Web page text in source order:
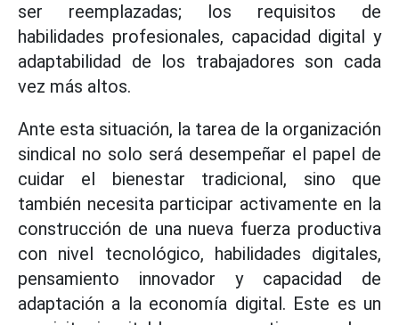
ser reemplazadas; los requisitos de
habilidades profesionales, capacidad digital y
adaptabilidad de los trabajadores son cada
vez más altos.
Ante esta situación, la tarea de la organización
sindical no solo será desempeñar el papel de
cuidar el bienestar tradicional, sino que
también necesita participar activamente en la
construcción de una nueva fuerza productiva
con nivel tecnológico, habilidades digitales,
pensamiento innovador y capacidad de
adaptación a la economía digital. Este es un